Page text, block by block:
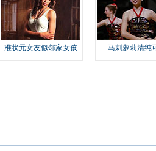
准状元女友似邻家女孩 马刺萝莉清纯